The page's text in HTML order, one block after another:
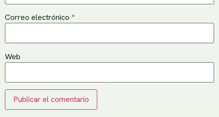
Correo electrónico *
Web